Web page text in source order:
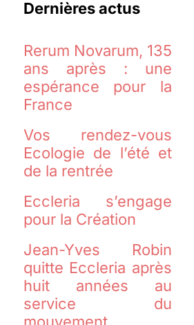
Dernières actus
Rerum Novarum, 135
ans après : une
espérance pour la
France
Vos rendez-vous
Ecologie de l’été et
de la rentrée
Eccleria s’engage
pour la Création
Jean-Yves Robin
quitte Eccleria après
huit années au
service du